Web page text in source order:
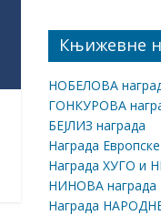
Књижевне
НОБЕЛОВА
ГОНКУРОВА
БЕЈЛИЗ награда
Награда
Награда ХУГО и
НИНОВА награда
Награда